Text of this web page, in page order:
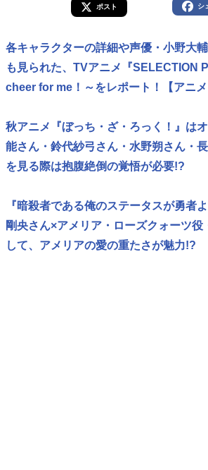
ポスト シ
各キャラクターの詳細や声優・小野大
も見られた、TVアニメ『SELECTION
cheer for me！～をレポート！【アニメ
秋アニメ『ぼっち・ざ・ろっく！』は
能さん・鈴代紗弓さん・水野朔さん・
を見る際は抱腹絶倒の覚悟が必要!?
『暗殺者である俺のステータスが勇者
剛央さん×アメリア・ローズクォーツ
して、アメリアの愛の重たさが魅力!?